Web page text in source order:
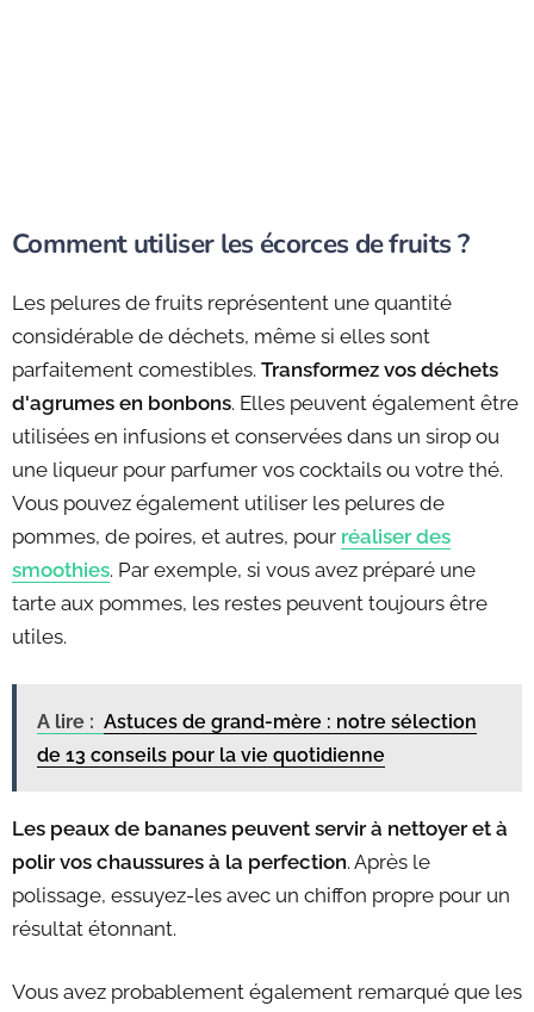
Comment utiliser les écorces de fruits ?
Les pelures de fruits représentent une quantité
considérable de déchets, même si elles sont
parfaitement comestibles. Transformez vos déchets
d'agrumes en bonbons. Elles peuvent également être
utilisées en infusions et conservées dans un sirop ou
une liqueur pour parfumer vos cocktails ou votre thé.
Vous pouvez également utiliser les pelures de
pommes, de poires, et autres, pour réaliser des
smoothies. Par exemple, si vous avez préparé une
tarte aux pommes, les restes peuvent toujours être
utiles.
A lire : Astuces de grand-mère : notre sélection
de 13 conseils pour la vie quotidienne
Les peaux de bananes peuvent servir à nettoyer et à
polir vos chaussures à la perfection. Après le
polissage, essuyez-les avec un chiffon propre pour un
résultat étonnant.
Vous avez probablement également remarqué que les